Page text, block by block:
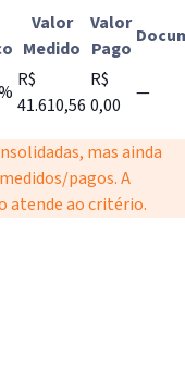
Valor
Medido
Valor
Pago
R$
41.610,56
R$
0,00
—
mas ainda
pagos. A
atende ao critério.